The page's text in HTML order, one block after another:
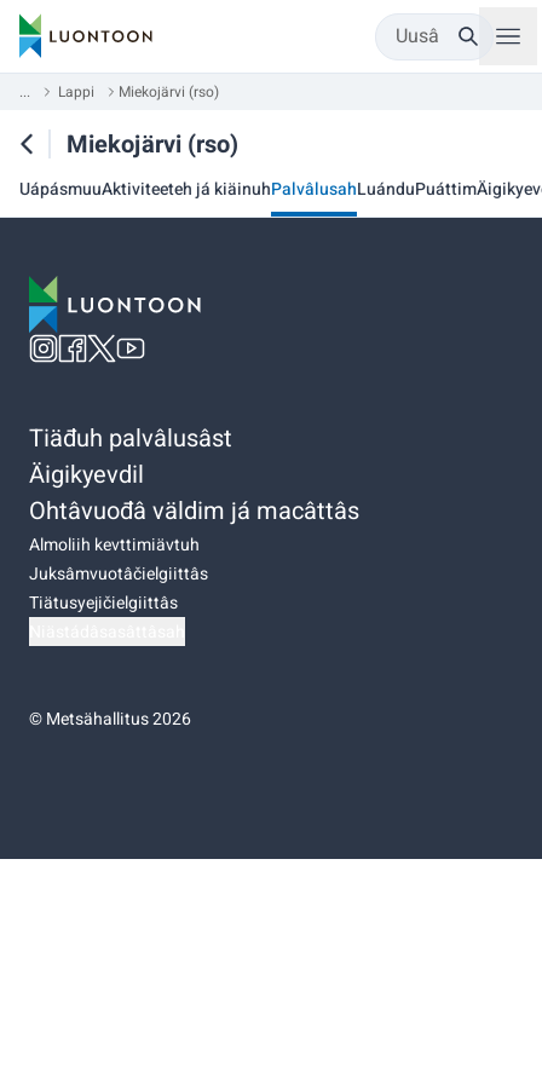
Uusâ
... Lappi Miekojärvi (rso)
Miekojärvi (rso)
UápásmuuAktiviteeteh já kiäinuhPalvâlusahLuánduPuáttim
Tiäđuh palvâlusâst
Äigikyevdil
Ohtâvuođâ väldim já macâttâs
Almoliih kevttimiävtuh
Juksâmvuotâčielgiittâs
Tiätusyejičielgiittâs
©Metsähallitus 2026